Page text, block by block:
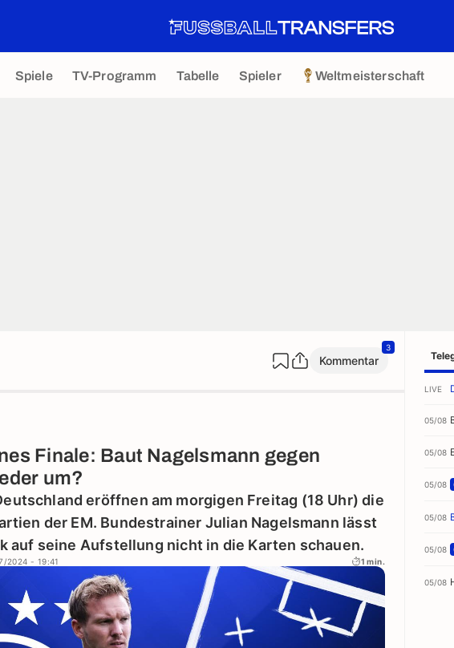
Spiele TV-Programm Tabelle Spieler Weltmeisterschaft
Kommentar
3
Finale: Baut Nagelsmann gegen
um?
eröffnen am morgigen Freitag (18 Uhr) die
der EM. Bundestrainer Julian Nagelsmann lässt
auf seine Aufstellung nicht in die Karten schauen.
2024 - 19:41 1 min.
LIVE
05/08
05/08
05/08
05/08
05/08
05/08